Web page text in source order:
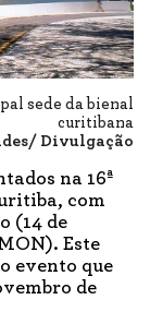
sede da bienal
curitibana
Divulgação
na 16ª
com
(14 de
Este
evento que
de